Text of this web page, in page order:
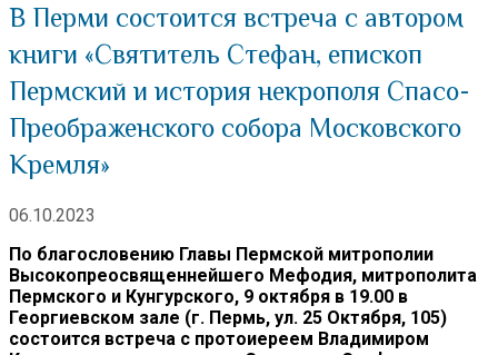
В Перми состоится встреча с автором
книги «Святитель Стефан, епископ
Пермский и история некрополя Спасо-
Преображенского собора Московского
Кремля»
06.10.2023
По благословению Главы Пермской митрополии
Высокопреосвященнейшего Мефодия, митрополита
Пермского и Кунгурского, 9 октября в 19.00 в
Георгиевском зале (г. Пермь, ул. 25 Октября, 105)
состоится встреча с протоиереем Владимиром